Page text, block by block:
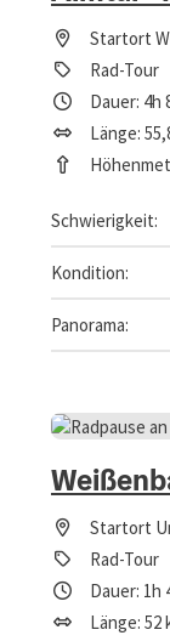
Startort
Rad-Tour
Dauer: 4h
Länge:
Schwierigkeit:
Leicht
Kondition:
Leicht
Panorama:
Einige Ausblicke
Startort
Rad-Tour
Dauer: 1h
Länge: 52